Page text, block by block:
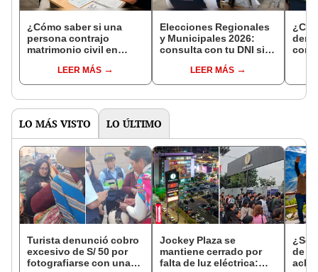
¿Cómo saber si una
persona contrajo
matrimonio civil en
LEER MÁS
Elecciones Regionales
y Municipales 2026:
consulta con tu DNI si
de mesa para este 4 de
octubre en el link oficial
LEER MÁS
con
LO MÁS VISTO LO ÚLTIMO
Turista denunció cobro
excesivo de S/ 50 por
fotografiarse con una
Jockey Plaza se
mantiene cerrado por
falta de luz eléctrica:
¿Se
de